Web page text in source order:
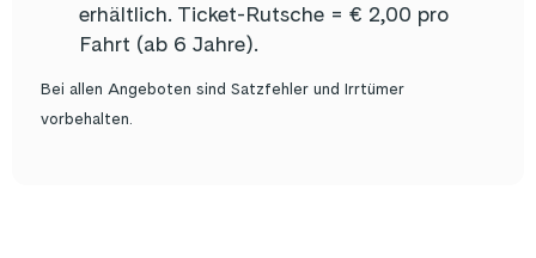
erhältlich. Ticket-Rutsche = € 2,00 pro
Fahrt (ab 6 Jahre).
Bei allen Angeboten sind Satzfehler und Irrtümer
vorbehalten.